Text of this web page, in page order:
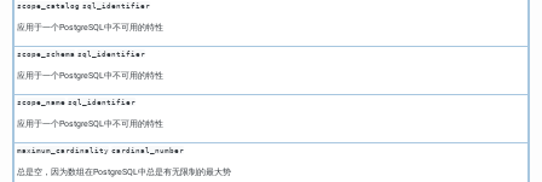
scope_catalog sql_identifier
应用于一个PostgreSQL中不可用的特性
scope_schema sql_identifier
应用于一个PostgreSQL中不可用的特性
scope_name sql_identifier
应用于一个PostgreSQL中不可用的特性
maximum_cardinality cardinal_number
总是空，因为数组在PostgreSQL中总是有无限制的最大势